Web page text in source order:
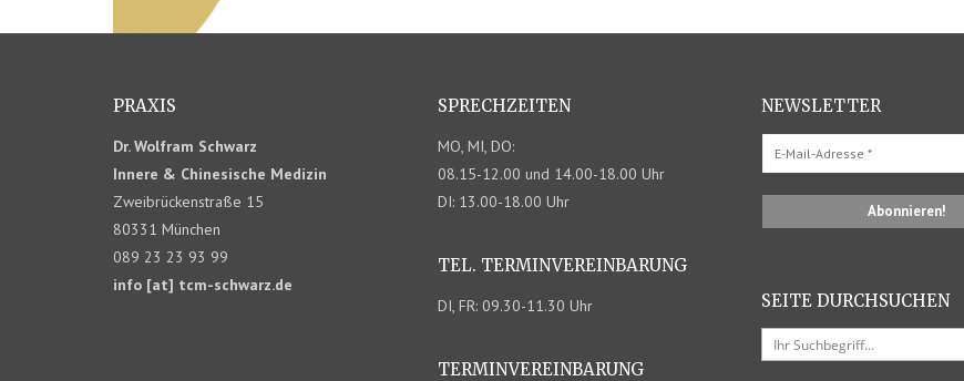
PRAXIS
Dr. Wolfram Schwarz
Innere & Chinesische Medizin
Zweibrückenstraße 15
80331 München
089 23 23 93 99
info [at] tcm-schwarz.de
SPRECHZEITEN
MO, MI, DO:
08.15-12.00 und 14.00-18.00 Uhr
DI: 13.00-18.00 Uhr
TEL. TERMIN­VEREINBARUNG
DI, FR: 09.30-11.30 Uhr
TERMIN­VEREINBARUNG
NEWSLETTER
SEITE DURCHSUCHEN